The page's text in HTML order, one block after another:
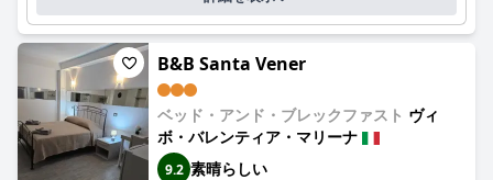
B&B Santa Vener
ベッド・アンド・ブレックファスト ヴィ
ボ・バレンティア・マリーナ
9.2 素晴らしい